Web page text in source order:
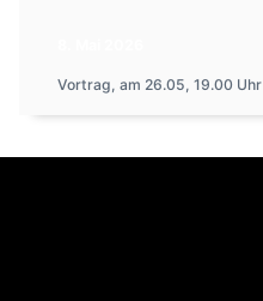
Vortrag, am 26.05, 19.00 Uhr